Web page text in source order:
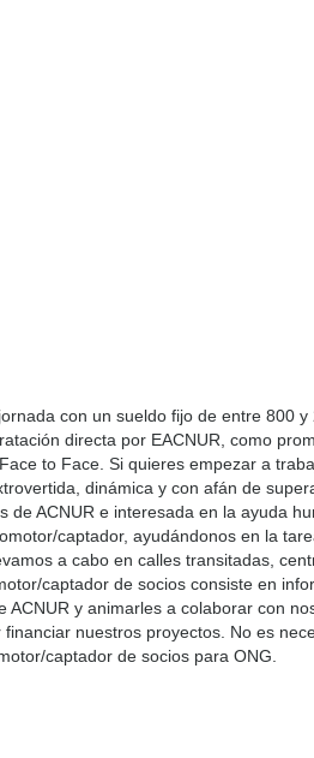
con un sueldo fijo de entre 800
directa por EACNUR, como
to Face. Si quieres empezar a
dinámica y con afán de
de ACNUR e interesada en la ayuda
captador, ayudándonos en la
a cabo en calles transitadas,
captador de socios consiste en
ACNUR y animarles a colaborar con
nuestros proyectos. No es
captador de socios para ONG.